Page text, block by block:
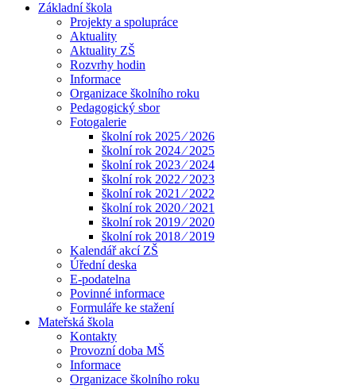
Základní škola
Projekty a spolupráce
Aktuality
Aktuality ZŠ
Rozvrhy hodin
Informace
Organizace školního roku
Pedagogický sbor
Fotogalerie
školní rok 2025 ⁄ 2026
školní rok 2024 ⁄ 2025
školní rok 2023 ⁄ 2024
školní rok 2022 ⁄ 2023
školní rok 2021 ⁄ 2022
školní rok 2020 ⁄ 2021
školní rok 2019 ⁄ 2020
školní rok 2018 ⁄ 2019
Kalendář akcí ZŠ
Úřední deska
E-podatelna
Povinné informace
Formuláře ke stažení
Mateřská škola
Kontakty
Provozní doba MŠ
Informace
Organizace školního roku